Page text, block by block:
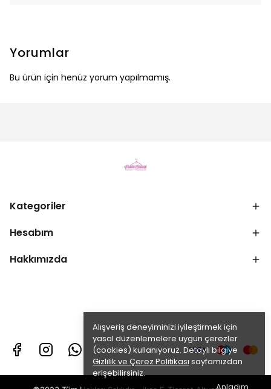
Alışveriş deneyiminizi iyileştirmek için
yasal düzenlemelere uygun çerezler
(cookies) kullanıyoruz. Detaylı bilgiye
Gizlilik ve Çerez Politikası sayfamızdan
erişebilirsiniz.
Yorumlar
Bu ürün için henüz yorum yapılmamış.
Kategoriler
Hesabım
Hakkımızda